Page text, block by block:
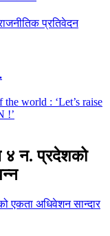
४ न. प्रदेशको